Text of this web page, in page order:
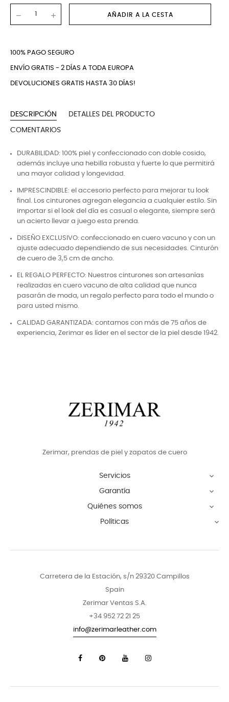
AÑADIR A LA CESTA
100% PAGO SEGURO
ENVÍO GRATIS - 2 DÍAS A TODA EUROPA
DEVOLUCIONES GRATIS HASTA 30 DÍAS!
DESCRIPCIÓN DETALLES DEL PRODUCTO
COMENTARIOS
DURABILIDAD: 100% piel y confeccionado con doble cosido,
además incluye una hebilla robusta y fuerte lo que permitirá
una mayor calidad y longevidad.
IMPRESCINDIBLE: el accesorio perfecto para mejorar tu look
final. Los cinturones agregan elegancia a cualquier estilo. Sin
importar si el look del día es casual o elegante, siempre será
un acierto llevar a juego esta prenda.
DISEÑO EXCLUSIVO: confeccionado en cuero vacuno y con un
ajuste adecuado dependiendo de sus necesidades. Cinturón
de cuero de 3,5 cm de ancho.
EL REGALO PERFECTO: Nuestros cinturones son artesanías
realizadas en cuero vacuno de alta calidad que nunca
pasarán de moda, un regalo perfecto para todo el mundo o
para usted mismo.
CALIDAD GARANTIZADA: contamos con más de 75 años de
experiencia, Zerimar es líder en el sector de la piel desde 1942.
Zerimar, prendas de piel y zapatos de cuero
Servicios 
Garantía 
Quiénes somos 
Políticas 
Carretera de la Estación, s/n 29320 Campillos
Spain
Zerimar Ventas S.A.
+34 952 72 21 25
info@zerimarleather.com